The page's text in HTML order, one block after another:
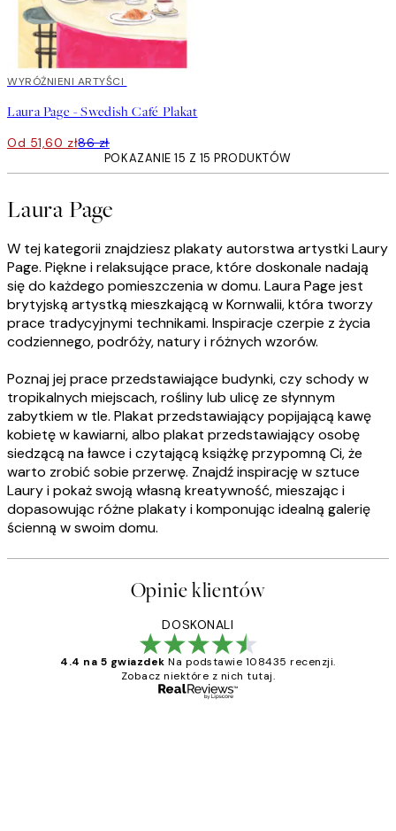
40%*
WYRÓŻNIENI ARTYŚCI
Laura Page - Swedish Café Plakat
Od 51,60 zł86 zł
POKAZANIE 15 Z 15 PRODUKTÓW
Laura Page
W tej kategorii znajdziesz plakaty autorstwa artystki Laury
Page. Piękne i relaksujące prace, które doskonale nadają
się do każdego pomieszczenia w domu. Laura Page jest
brytyjską artystką mieszkającą w Kornwalii, która tworzy
prace tradycyjnymi technikami. Inspiracje czerpie z życia
codziennego, podróży, natury i różnych wzorów.
Poznaj jej prace przedstawiające budynki, czy schody w
tropikalnych miejscach, rośliny lub ulicę ze słynnym
zabytkiem w tle. Plakat przedstawiający popijającą kawę
kobietę w kawiarni, albo plakat przedstawiający osobę
siedzącą na ławce i czytającą książkę przypomną Ci, że
warto zrobić sobie przerwę. Znajdź inspirację w sztuce
Laury i pokaż swoją własną kreatywność, mieszając i
dopasowując różne plakaty i komponując idealną galerię
ścienną w swoim domu.
Opinie klientów
DOSKONALI
4.4 na 5 gwiazdek Na podstawie 108435 recenzji.
Zobacz niektóre z nich tutaj.